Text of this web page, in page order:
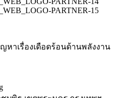
าเรื่องเดือดร้อนด้านพลังงาน